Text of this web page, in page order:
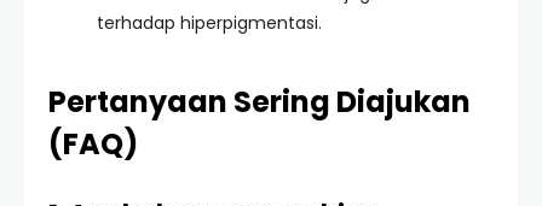
terhadap hiperpigmentasi.
Pertanyaan Sering Diajukan
(FAQ)